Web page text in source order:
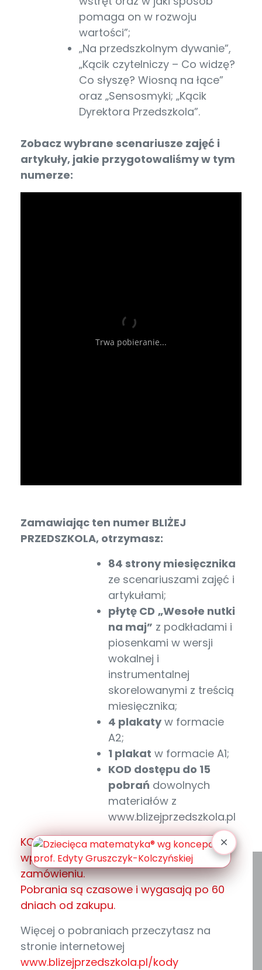
pomaga on w rozwoju
wartości”;
„Na przedszkolnym dywanie”,
„Kącik czytelniczy – Co widzę?
Co słyszę? Wiosną na łące”
oraz „Sensosmyki; „Kącik
Dyrektora Przedszkola”.
Zobacz wybrane scenariusze zajęć i
artykuły, jakie przygotowaliśmy w tym
numerze:
Zamawiając ten numer BLIŻEJ
PRZEDSZKOLA, otrzymasz:
84 strony miesięcznika
ze scenariuszami zajęć i
artykułami;
płytę CD „Wesołe nutki
na maj” z podkładami i
piosenkami w wersji
wokalnej i
instrumentalnej
skorelowanymi z treścią
miesięcznika;
4 plakatyw formacie
A2;
1 plakat w formacie A1;
KOD dostępu do 15
pobrań dowolnych
materiałów z
www.blizejprzedszkola.pl
KOD zostanie wysłany po zaksięgowaniu
wpłaty na adres mailowy podany w
zamówieniu.
Pobrania są czasowe i wygasają po 60
dniach od zakupu.
Więcej o pobraniach przeczytasz na
stronie internetowej
www.blizejprzedszkola.pl/kody